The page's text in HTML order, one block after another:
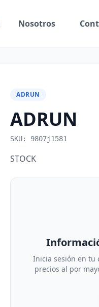
Nosotros
ADRUN
ADRUN
SKU: 9807j1581
STOCK
Inicia sesión en tu
precios al por